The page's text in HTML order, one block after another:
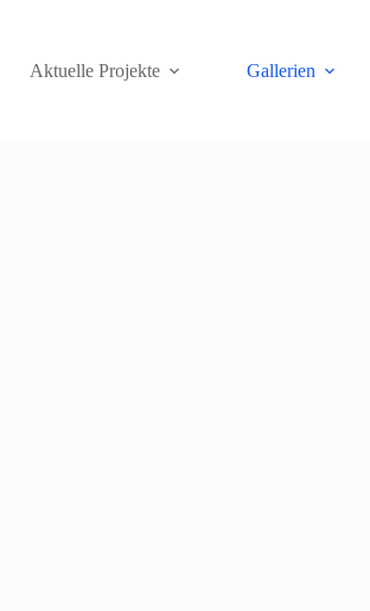
Aktuelle Projekte Gallerien